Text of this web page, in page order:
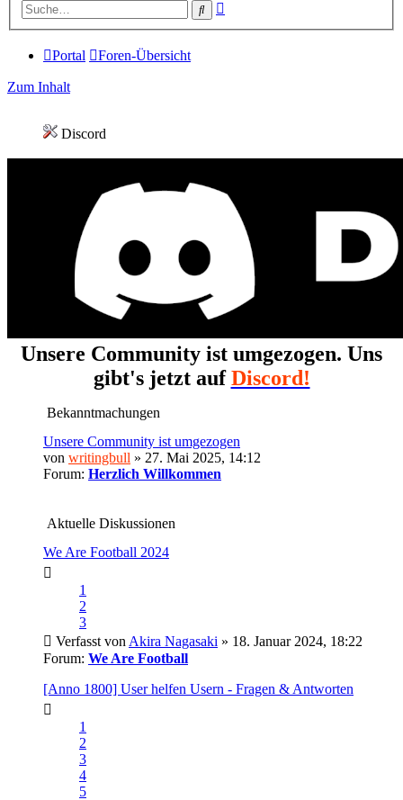
Suche
Portal Foren-Übersicht
Zum Inhalt
Discord
Unsere Community ist umgezogen. Uns
gibt's jetzt aufDiscord!
Bekanntmachungen
Unsere Community ist umgezogen
von writingbull » 27. Mai 2025, 14:12
Forum: Herzlich Willkommen
Aktuelle Diskussionen
We Are Football 2024
1
2
3
Verfasst von Akira Nagasaki » 18. Januar 2024, 18:22
Forum: We Are Football
[Anno 1800] User helfen Usern - Fragen & Antworten
1
2
3
4
5